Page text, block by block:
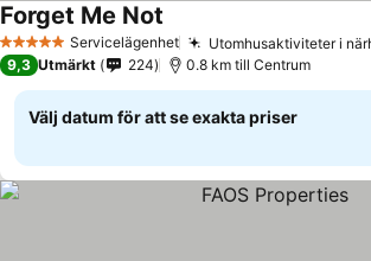
5 Stjärnor Servicelägenhet Utomhusaktiviteter i
Forget Me Not
9,3 Utmärkt 224 0.8 km till Centrum
Välj datum för att se exakta priser